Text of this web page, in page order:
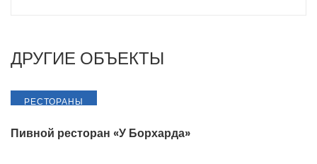
ДРУГИЕ ОБЪЕКТЫ
РЕСТОРАНЫ
Пивной ресторан «У Борхарда»